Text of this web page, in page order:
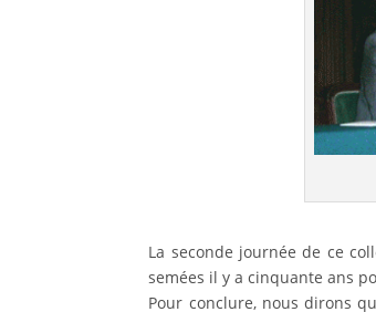
La seconde journée de ce
semées il y a cinquante ans
Pour conclure, nous dirons